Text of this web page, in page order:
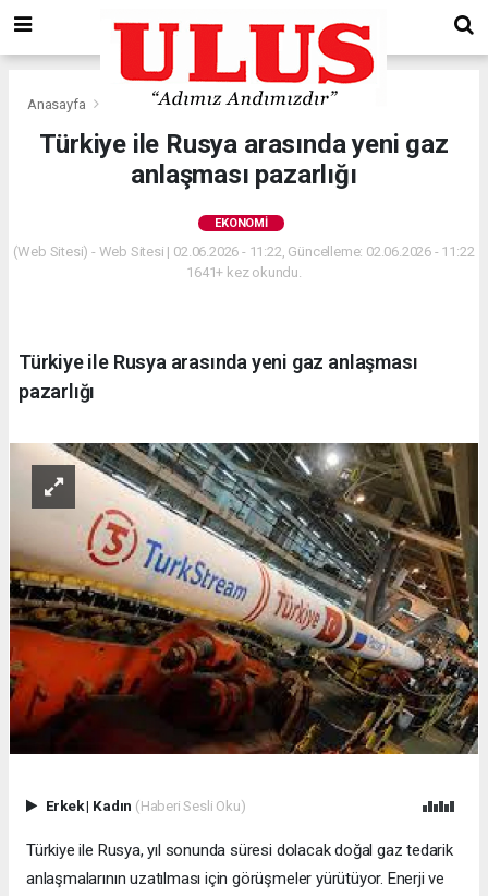
Anasayfa Ekonomi
Türkiye ile Rusya arasında yeni gaz
anlaşması pazarlığı
EKONOMI
(Web Sitesi) - Web Sitesi | 02.06.2026 - 11:22, Güncelleme: 02.06.2026 - 11:22
1641+ kez okundu.
Türkiye ile Rusya arasında yeni gaz anlaşması
pazarlığı
Erkek| Kadın (Haberi Sesli Oku)
Türkiye ile Rusya, yıl sonunda süresi dolacak doğal gaz tedarik
anlaşmalarının uzatılması için görüşmeler yürütüyor. Enerji ve